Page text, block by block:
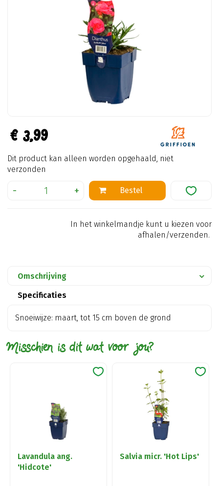
€ 3,99
Dit product kan alleen worden opgehaald, niet
verzonden
In het winkelmandje kunt u kiezen voor
afhalen/verzenden.
Omschrijving
Specificaties
Snoeiwijze: maart, tot 15 cm boven de grond
Misschien is dit wat voor jou?
Lavandula ang.
'Hidcote'
Salvia micr. 'Hot Lips'